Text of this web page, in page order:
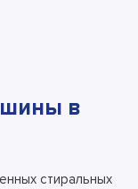
в
стиральных